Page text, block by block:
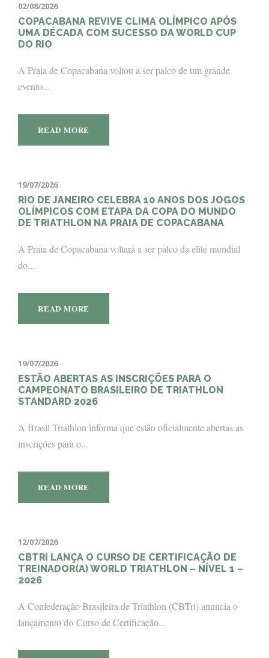
02/08/2026
COPACABANA REVIVE CLIMA OLÍMPICO APÓS
UMA DÉCADA COM SUCESSO DA WORLD CUP
DO RIO
A Praia de Copacabana voltou a ser palco de um grande
evento...
READ MORE
19/07/2026
RIO DE JANEIRO CELEBRA 10 ANOS DOS JOGOS
OLÍMPICOS COM ETAPA DA COPA DO MUNDO
DE TRIATHLON NA PRAIA DE COPACABANA
A Praia de Copacabana voltará a ser palco da elite mundial
do...
READ MORE
19/07/2026
ESTÃO ABERTAS AS INSCRIÇÕES PARA O
CAMPEONATO BRASILEIRO DE TRIATHLON
STANDARD 2026
A Brasil Triathlon informa que estão oficialmente abertas as
inscrições para o...
READ MORE
12/07/2026
CBTRI LANÇA O CURSO DE CERTIFICAÇÃO DE
TREINADOR(A) WORLD TRIATHLON – NÍVEL 1 –
2026
A Confederação Brasileira de Triathlon (CBTri) anuncia o
lançamento do Curso de Certificação...